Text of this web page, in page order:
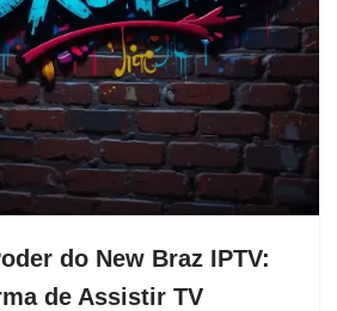
do New Braz IPTV:
de Assistir TV